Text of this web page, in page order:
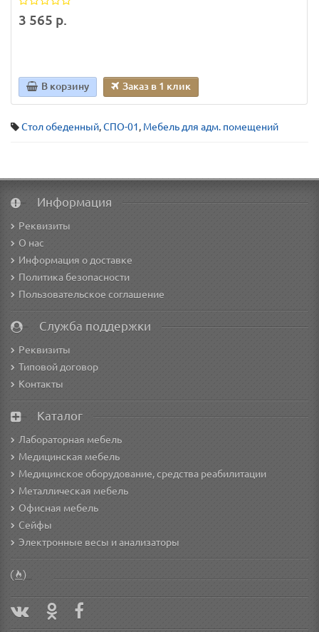
3 565 р.
В корзину Заказ в 1 клик
Стол обеденный,СПО-01, Мебель для адм. помещений
Информация
Реквизиты
О нас
Информация о доставке
Политика безопасности
Пользовательское соглашение
Служба поддержки
Реквизиты
Типовой договор
Контакты
Каталог
Лабораторная мебель
Медицинская мебель
Медицинское оборудование, средства реабилитации
Металлическая мебель
Офисная мебель
Сейфы
Электронные весы и анализаторы